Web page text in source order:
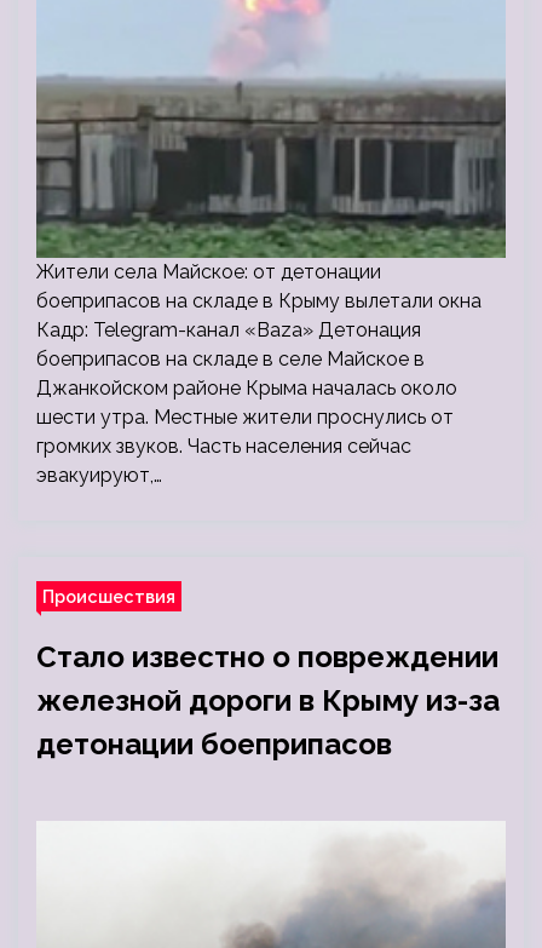
Жители села Майское: от детонации
боеприпасов на складе в Крыму вылетали окна
Кадр: Telegram-канал «Baza» Детонация
боеприпасов на складе в селе Майское в
Джанкойском районе Крыма началась около
шести утра. Местные жители проснулись от
громких звуков. Часть населения сейчас
эвакуируют,…
Происшествия
Стало известно о повреждении
железной дороги в Крыму из-за
детонации боеприпасов